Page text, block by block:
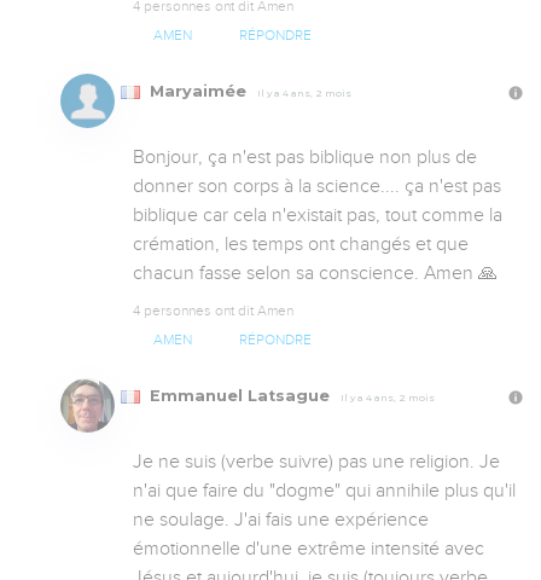
4 personnes ont dit Amen
AMEN RÉPONDRE
Maryaimée Il y a 4 ans, 2 mois
Bonjour, ça n'est pas biblique non plus de
donner son corps à la science.... ça n'est pas
biblique car cela n'existait pas, tout comme la
crémation, les temps ont changés et que
chacun fasse selon sa conscience. Amen 🙏
4 personnes ont dit Amen
AMEN RÉPONDRE
Emmanuel Latsague Il y a 4 ans, 2 mois
Je ne suis (verbe suivre) pas une religion. Je
n'ai que faire du "dogme" qui annihile plus qu'il
ne soulage. J'ai fais une expérience
émotionnelle d'une extrême intensité avec